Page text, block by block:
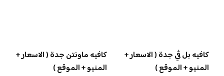
كافيه بل ڤي جدة ( الاسعار +
المنيو + الموقع )
كافيه ماونتن جدة ( الاسعار +
المنيو + الموقع )